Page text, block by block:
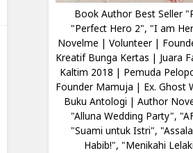
Book Author Best Seller
"Perfect Hero 2", "I am
Novelme | Volunteer |
Kreatif Bunga Kertas | Juara
Kaltim 2018 | Pemuda
Founder Mamuja | Ex. Ghost
Buku Antologi | Author
"Alluna Wedding Party",
"Suami untuk Istri",
Habib!", "Menikahi